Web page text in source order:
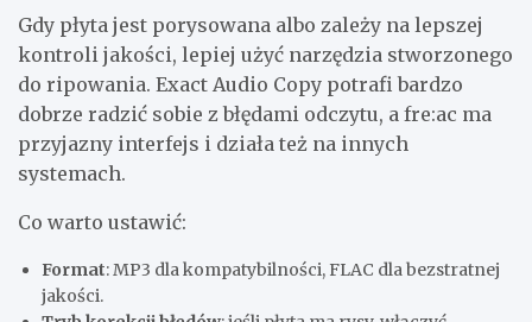
Gdy płyta jest porysowana albo zależy na lepszej
kontroli jakości, lepiej użyć narzędzia stworzonego
do ripowania. Exact Audio Copy potrafi bardzo
dobrze radzić sobie z błędami odczytu, a fre:ac ma
przyjazny interfejs i działa też na innych
systemach.
Co warto ustawić:
Format: MP3 dla kompatybilności, FLAC dla bezstratnej
jakości.